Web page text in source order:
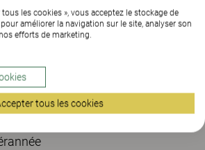
les cookies », vous acceptez le stockage de
améliorer la navigation sur le site, analyser son
efforts de marketing.
tous les cookies